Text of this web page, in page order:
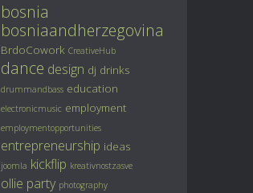
bosnia
bosniaandherzegovina
BrdoCowork CreativeHub
dance design dj drinks
drummandbass education
electronicmusic employment
employmentopportunities
entrepreneurship ideas
joomla kickflip kreativnostzasve
ollie party photography